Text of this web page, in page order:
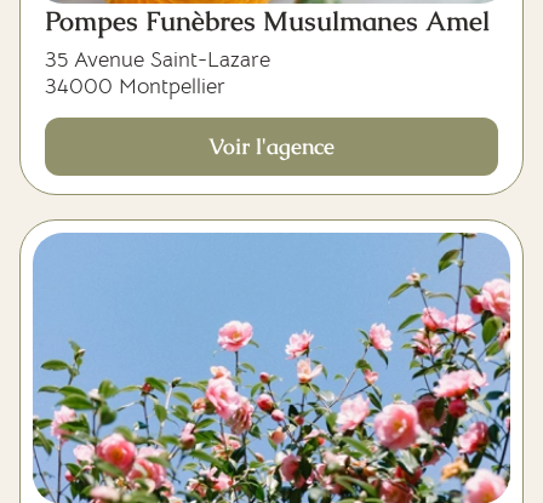
Pompes Funèbres Musulmanes Amel
35 Avenue Saint-Lazare
34000 Montpellier
Voir l'agence